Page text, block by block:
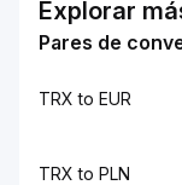
Explorar
Pares de
TRX to EUR
TRX to PLN